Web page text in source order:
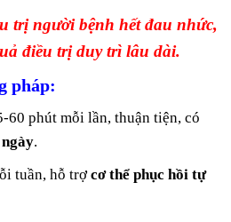
trị người bệnh hết đau nhức,
điều trị duy trì lâu dài.
pháp:
60 phút mỗi lần, thuận tiện, có
.
tuần, hỗ trợcơ thể phục hồi tự